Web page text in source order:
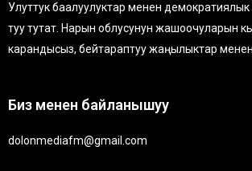
Улуттук баалуулуктар менен
туу тутат. Нарын облусунун жашоочуларын
карандысыз, бейтараптуу жаңылыктар
Биз менен байланышуу
dolonmediafm@gmail.com